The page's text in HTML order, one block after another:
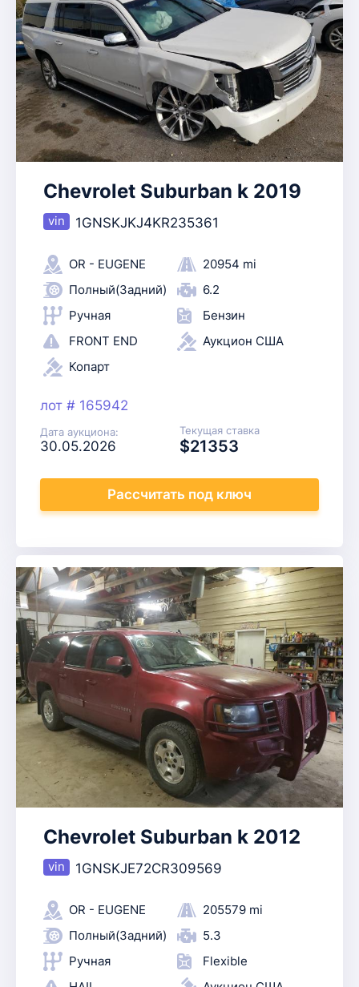
Chevrolet Suburban k 2019
1GNSKJKJ4KR235361
OR - EUGENE
20954 mi
Полный(Задний)
6.2
Ручная
Бензин
FRONT END
Аукцион США
Копарт
лот # 165942
Дата аукциона:
30.05.2026
Текущая ставка
$21353
Рассчитать под ключ
Chevrolet Suburban k 2012
1GNSKJE72CR309569
OR - EUGENE
205579 mi
Полный(Задний)
5.3
Ручная
Flexible